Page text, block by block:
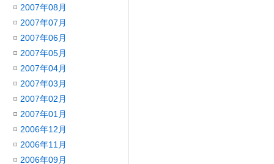
2007年08月
2007年07月
2007年06月
2007年05月
2007年04月
2007年03月
2007年02月
2007年01月
2006年12月
2006年11月
2006年09月